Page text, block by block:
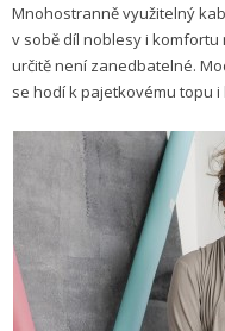
Mnohostranně využitelný
v sobě díl noblesy i komfortu
určitě není zanedbatelné.
se hodí k pajetkovému topu i